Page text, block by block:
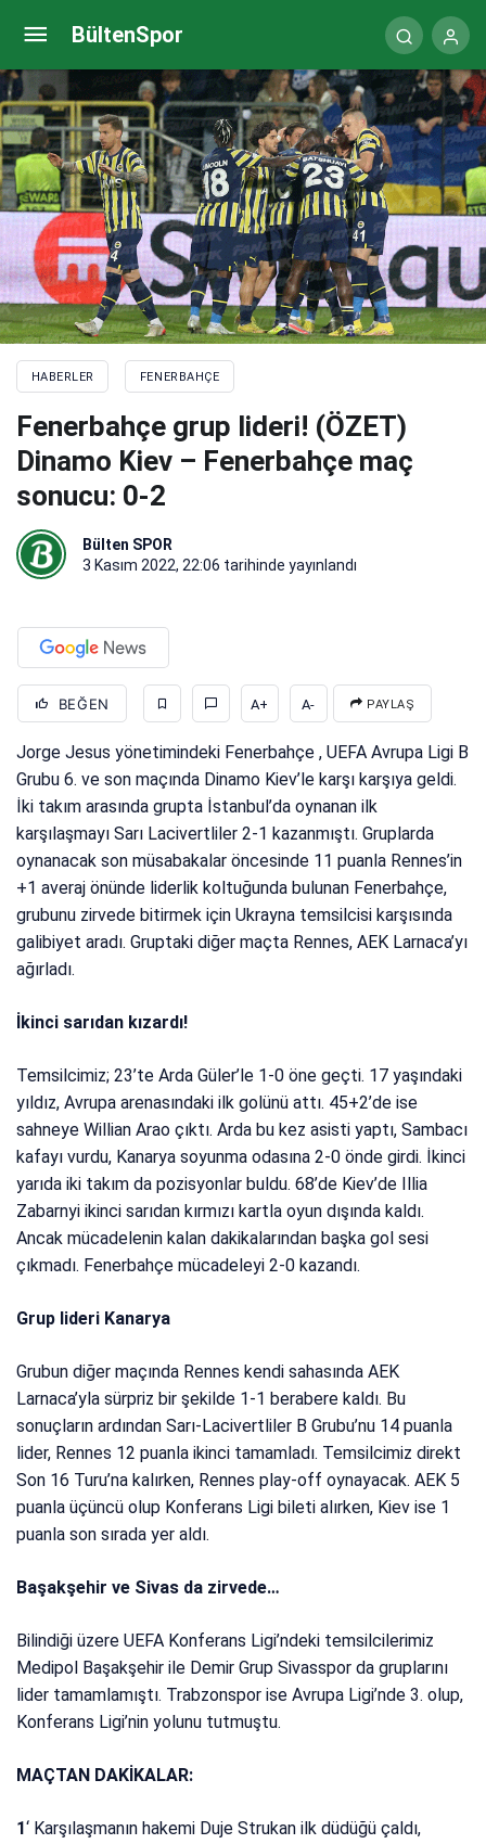
BültenSpor
HABERLER FENERBAHÇE
Fenerbahçe grup lideri! (ÖZET)
Dinamo Kiev – Fenerbahçe maç
sonucu: 0-2
Bülten SPOR
3 Kasım 2022, 22:06 tarihinde yayınlandı
BEĞEN A+ A- PAYLAŞ
Jorge Jesus yönetimindeki Fenerbahçe , UEFA Avrupa Ligi B
Grubu 6. ve son maçında Dinamo Kiev’le karşı karşıya geldi.
İki takım arasında grupta İstanbul’da oynanan ilk
karşılaşmayı Sarı Lacivertliler 2-1 kazanmıştı. Gruplarda
oynanacak son müsabakalar öncesinde 11 puanla Rennes’in
+1 averaj önünde liderlik koltuğunda bulunan Fenerbahçe,
grubunu zirvede bitirmek için Ukrayna temsilcisi karşısında
galibiyet aradı. Gruptaki diğer maçta Rennes, AEK Larnaca’yı
ağırladı.
İkinci sarıdan kızardı!
Temsilcimiz; 23’te Arda Güler’le 1-0 öne geçti. 17 yaşındaki
yıldız, Avrupa arenasındaki ilk golünü attı. 45+2’de ise
sahneye Willian Arao çıktı. Arda bu kez asisti yaptı, Sambacı
kafayı vurdu, Kanarya soyunma odasına 2-0 önde girdi. İkinci
yarıda iki takım da pozisyonlar buldu. 68’de Kiev’de Illia
Zabarnyi ikinci sarıdan kırmızı kartla oyun dışında kaldı.
Ancak mücadelenin kalan dakikalarından başka gol sesi
çıkmadı. Fenerbahçe mücadeleyi 2-0 kazandı.
Grup lideri Kanarya
Grubun diğer maçında Rennes kendi sahasında AEK
Larnaca’yla sürpriz bir şekilde 1-1 berabere kaldı. Bu
sonuçların ardından Sarı-Lacivertliler B Grubu’nu 14 puanla
lider, Rennes 12 puanla ikinci tamamladı. Temsilcimiz direkt
Son 16 Turu’na kalırken, Rennes play-off oynayacak. AEK 5
puanla üçüncü olup Konferans Ligi bileti alırken, Kiev ise 1
puanla son sırada yer aldı.
Başakşehir ve Sivas da zirvede…
Bilindiği üzere UEFA Konferans Ligi’ndeki temsilcilerimiz
Medipol Başakşehir ile Demir Grup Sivasspor da gruplarını
lider tamamlamıştı. Trabzonspor ise Avrupa Ligi’nde 3. olup,
Konferans Ligi’nin yolunu tutmuştu.
MAÇTAN DAKİKALAR:
1‘ Karşılaşmanın hakemi Duje Strukan ilk düdüğü çaldı,
Dinamo Kiev – Fenerbahçe maçı (CANLI)
Fenerbahçe maçı canlı takip